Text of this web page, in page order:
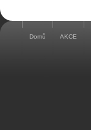
Domů AKCE